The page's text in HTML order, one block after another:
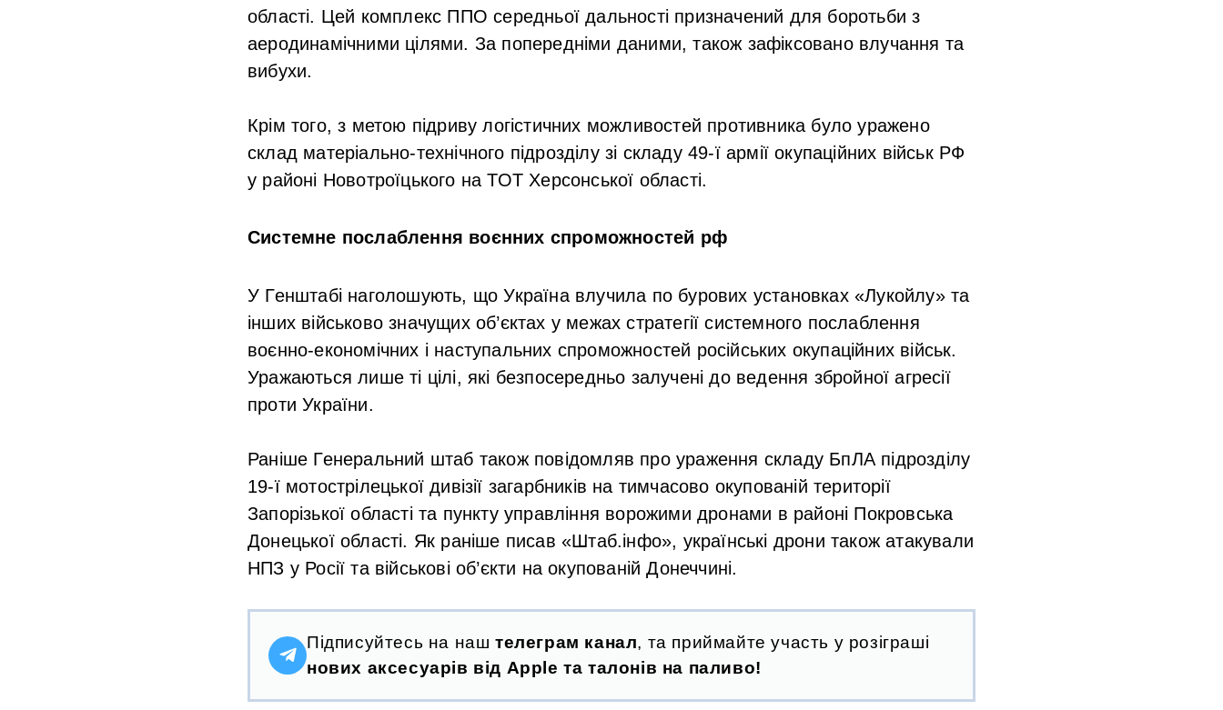
області. Цей комплекс ППО середньої дальності призначений для боротьби з
аеродинамічними цілями. За попередніми даними, також зафіксовано влучання та
вибухи.
Крім того, з метою підриву логістичних можливостей противника було уражено
склад матеріально-технічного підрозділу зі складу 49-ї армії окупаційних військ РФ
у районі Новотроїцького на ТОТ Херсонської області.
Системне послаблення воєнних спроможностей рф
У Генштабі наголошують, що Україна влучила по бурових установках «Лукойлу» та
інших військово значущих об’єктах у межах стратегії системного послаблення
воєнно-економічних і наступальних спроможностей російських окупаційних військ.
Уражаються лише ті цілі, які безпосередньо залучені до ведення збройної агресії
проти України.
Раніше Генеральний штаб також повідомляв про ураження складу БпЛА підрозділу
19-ї мотострілецької дивізії загарбників на тимчасово окупованій території
Запорізької області та пункту управління ворожими дронами в районі Покровська
Донецької області. Як раніше писав «Штаб.інфо», українські дрони також атакували
НПЗ у Росії та військові об’єкти на окупованій Донеччині.
Підписуйтесь на наш телеграм канал, та приймайте участь у розіграші
нових аксесуарів від Apple та талонів на паливо!